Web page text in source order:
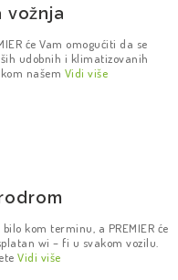
vožnja
će Vam omogućiti da se
udobnih i klimatizovanih
našem Vidi više
kom terminu, a PREMIER će
wi – fi u svakom vozilu.
Vidi više